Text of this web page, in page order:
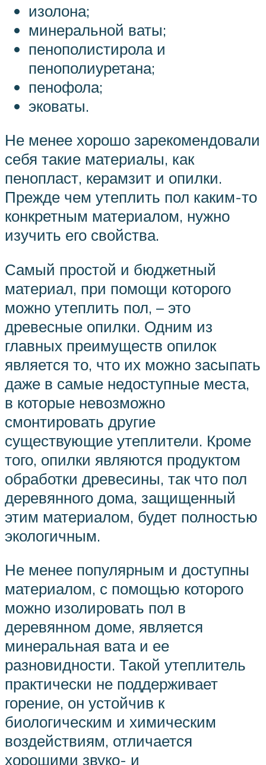
изолона;
минеральной ваты;
пенополистирола и
пенополиуретана;
пенофола;
эковаты.
Не менее хорошо зарекомендовали
себя такие материалы, как
пенопласт, керамзит и опилки.
Прежде чем утеплить пол каким-то
конкретным материалом, нужно
изучить его свойства.
Самый простой и бюджетный
материал, при помощи которого
можно утеплить пол, – это
древесные опилки. Одним из
главных преимуществ опилок
является то, что их можно засыпать
даже в самые недоступные места,
в которые невозможно
смонтировать другие
существующие утеплители. Кроме
того, опилки являются продуктом
обработки древесины, так что пол
деревянного дома, защищенный
этим материалом, будет полностью
экологичным.
Не менее популярным и доступны
материалом, с помощью которого
можно изолировать пол в
деревянном доме, является
минеральная вата и ее
разновидности. Такой утеплитель
практически не поддерживает
горение, он устойчив к
биологическим и химическим
воздействиям, отличается
хорошими звуко- и